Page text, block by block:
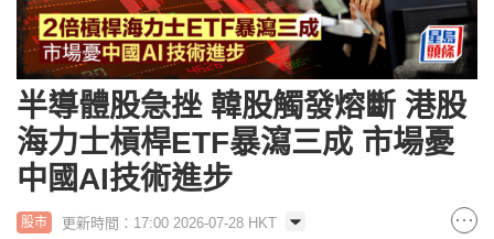
半導體股急挫 韓股觸發熔斷 港股
海力士槓桿ETF暴瀉三成 市場憂
中國AI技術進步
股市 更新時間：17:00 2026-07-28 HKT